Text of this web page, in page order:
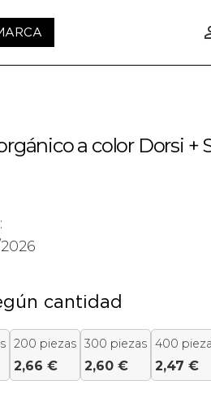
a color Dorsi +
cantidad
200 piezas
2,66 €
300 piezas
2,60 €
400
2,47 €